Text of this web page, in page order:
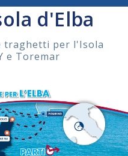
DEU ENG
d'Elba
traghetti per l'Isola
e Toremar